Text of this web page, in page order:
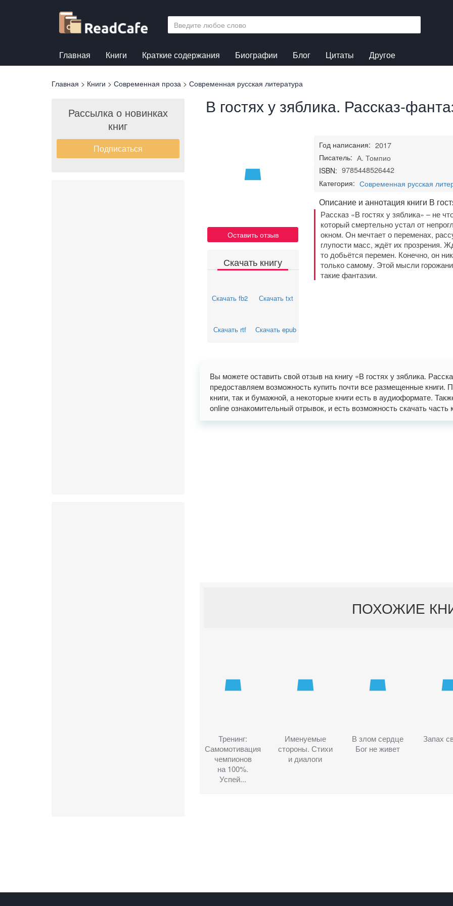
Главная Книги Краткие содержания Биографии Блог Цитаты Другое
Вы
Главная > Книги > Современная проза > Современная русская литература
Рассылка о новинках
книг
Подписаться
В гостях у зяблика. Рассказ-
Оставить отзыв
Скачать книгу
Скачать fb2 Скачать txt
Скачать rtf Скачать epub
Год написания: 2017
Писатель: А. Томпио
ISBN: 9785448526442
Категория: Современная русская
Описание и аннотация книги В
Рассказ «В гостях у зяблика» – не
который смертельно устал от
окном. Он мечтает о переменах,
глупости масс, ждёт их прозрения.
то добьётся перемен. Конечно, он
только самому. Этой мысли
такие фантазии.
Вы можете оставить свой отзыв на книгу «В гостях у зяблика.
предоставляем возможность купить почти все размещенные книги.
книги, так и бумажной, а некоторые книги есть в аудиоформате.
online ознакомительный отрывок, и есть возможность скачать
ПОХОЖИЕ
Тренинг:
Самомотивация
чемпионов
на 100%.
Успей...
Именуемые
стороны. Стихи
и диалоги
В злом сердце
Бог не живет
Запах